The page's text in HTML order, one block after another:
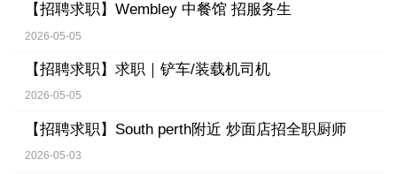
【招聘求职】 Wembley 中餐馆 招服务生
2026-05-05
【招聘求职】 求职｜铲车/装载机司机
2026-05-05
【招聘求职】 South perth附近 炒面店招全职厨师
2026-05-03